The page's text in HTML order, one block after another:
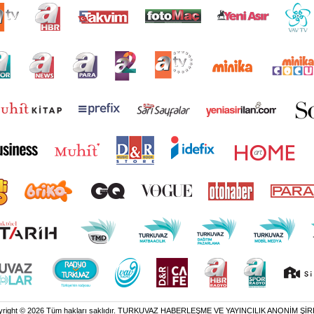
© 2026 Tüm hakları saklıdır. TURKUVAZ HABERLEŞME VE YAYINCILIK ANONİM